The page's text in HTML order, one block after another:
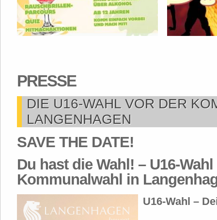
PRESSE
DIE U16-WAHL VOR DER
LANGENHAGEN
SAVE THE DATE!
Du hast die Wahl! – U16-
Kommunalwahl in
U16-Wahl –